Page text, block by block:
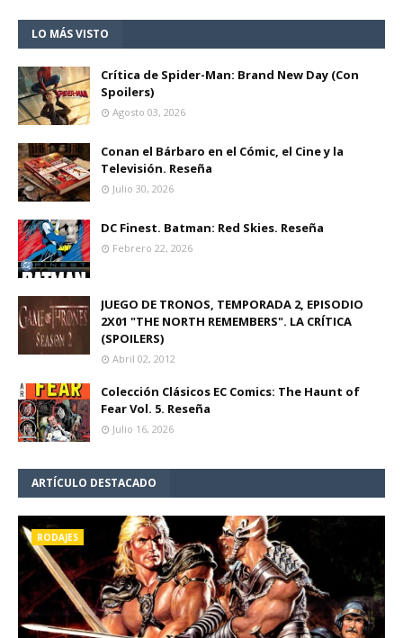
LO MÁS VISTO
Crítica de Spider-Man: Brand New Day (Con
Spoilers)
Agosto 03, 2026
Conan el Bárbaro en el Cómic, el Cine y la
Televisión. Reseña
Julio 30, 2026
DC Finest. Batman: Red Skies. Reseña
Febrero 22, 2026
JUEGO DE TRONOS, TEMPORADA 2, EPISODIO
2X01 "THE NORTH REMEMBERS". LA CRÍTICA
(SPOILERS)
Abril 02, 2012
Colección Clásicos EC Comics: The Haunt of
Fear Vol. 5. Reseña
Julio 16, 2026
ARTÍCULO DESTACADO
RODAJES